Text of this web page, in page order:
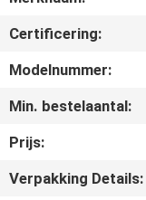
ONS
Certificering:
Modelnummer:
Min. bestelaantal:
Prijs:
Verpakking Details: